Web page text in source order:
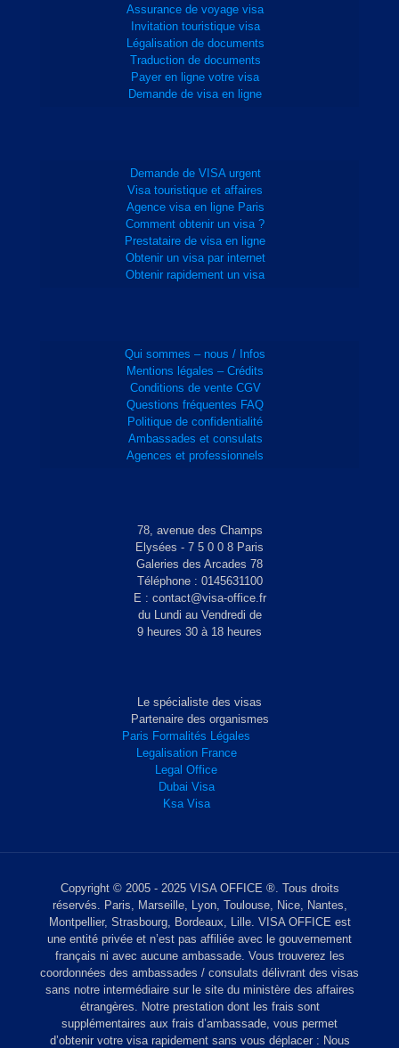
Assurance de voyage visa
Invitation touristique visa
Légalisation de documents
Traduction de documents
Payer en ligne votre visa
Demande de visa en ligne
Demande de VISA urgent
Visa touristique et affaires
Agence visa en ligne Paris
Comment obtenir un visa ?
Prestataire de visa en ligne
Obtenir un visa par internet
Obtenir rapidement un visa
Qui sommes – nous / Infos
Mentions légales – Crédits
Conditions de vente CGV
Questions fréquentes FAQ
Politique de confidentialité
Ambassades et consulats
Agences et professionnels
78, avenue des Champs
Elysées - 7 5 0 0 8 Paris
Galeries des Arcades 78
Téléphone : 0145631100
E : contact@visa-office.fr
du Lundi au Vendredi de
9 heures 30 à 18 heures
Le spécialiste des visas
Partenaire des organismes
Paris Formalités Légales
Legalisation France
Legal Office
Dubai Visa
Ksa Visa
Copyright © 2005 - 2025 VISA OFFICE ®. Tous droits
réservés. Paris, Marseille, Lyon, Toulouse, Nice, Nantes,
Montpellier, Strasbourg, Bordeaux, Lille. VISA OFFICE est
une entité privée et n’est pas affiliée avec le gouvernement
français ni avec aucune ambassade. Vous trouverez les
coordonnées des ambassades / consulats délivrant des visas
sans notre intermédiaire sur le site du ministère des affaires
étrangères. Notre prestation dont les frais sont
supplémentaires aux frais d’ambassade, vous permet
d’obtenir votre visa rapidement sans vous déplacer : Nous